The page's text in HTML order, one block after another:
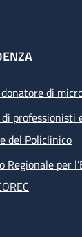
di
di professionisti
del Policlinico
Regionale per